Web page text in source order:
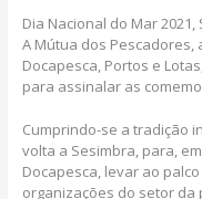
Dia Nacional do Mar
A Mútua dos Pescadores,
Docapesca, Portos e
para assinalar as
Cumprindo-se a tradição
volta a Sesimbra, para,
Docapesca, levar ao
organizações do setor da